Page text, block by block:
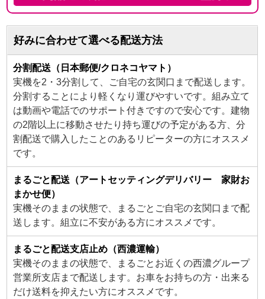
好みに合わせて選べる配送方法
分割配送（日本郵便/クロネコヤマト）
実機を2・3分割して、ご自宅の玄関口まで配送します。
分割することにより軽くなり運びやすいです。組み立て
は動画や電話でのサポート付きですので安心です。建物
の2階以上に移動させたり持ち運びの予定がある方、分
割配送で購入したことのあるリピーターの方にオススメ
です。
まるごと配送（アートセッティングデリバリー 家財お
まかせ便）
実機そのままの状態で、まるごとご自宅の玄関口まで配
送します。組立に不安がある方にオススメです。
まるごと配送支店止め（西濃運輸）
実機そのままの状態で、まるごとお近くの西濃グループ
営業所支店まで配送します。お車をお持ちの方・出来る
だけ送料を抑えたい方にオススメです。